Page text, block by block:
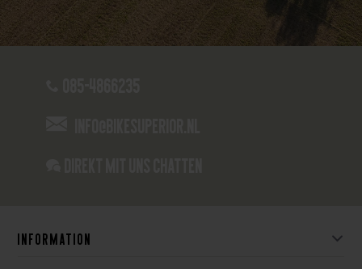
Information